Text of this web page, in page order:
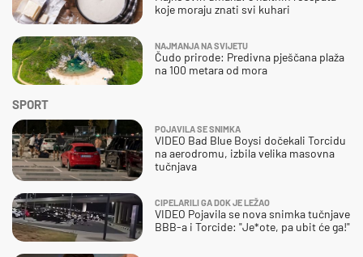
SPORT
POJAVILA SE SNIMKA
VIDEO Bad Blue Boysi dočekali Torcidu
na aerodromu, izbila velika masovna
tučnjava
CIPELARILI GA DOK JE LEŽAO
VIDEO Pojavila se nova snimka tučnjave
BBB-a i Torcide: "Je*ote, pa ubit će ga!"
koje moraju znati svi kuhari
NAJMANJA NA SVIJETU
Čudo prirode: Predivna pješčana plaža
na 100 metara od mora